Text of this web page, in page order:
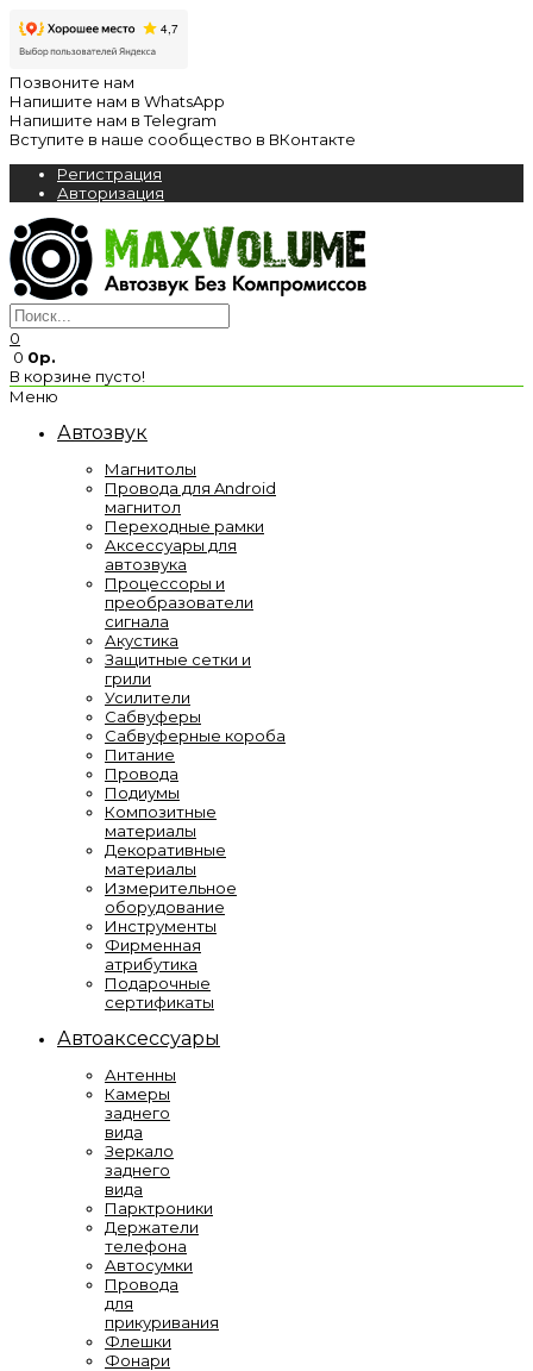
Позвоните нам
Напишите нам в WhatsApp
Напишите нам в Telegram
Вступите в наше сообщество в ВКонтакте
Регистрация
Авторизация
0
0 0р.
В корзине пусто!
Меню
Автозвук
Магнитолы
Провода для Android
магнитол
Переходные рамки
Аксессуары для
автозвука
Процессоры и
преобразователи
сигнала
Акустика
Защитные сетки и
грили
Усилители
Сабвуферы
Сабвуферные короба
Питание
Провода
Подиумы
Композитные
материалы
Декоративные
материалы
Измерительное
оборудование
Инструменты
Фирменная
атрибутика
Подарочные
сертификаты
Автоаксессуары
Антенны
Камеры
заднего
вида
Зеркало
заднего
вида
Парктроники
Держатели
телефона
Автосумки
Провода
для
прикуривания
Флешки
Фонари